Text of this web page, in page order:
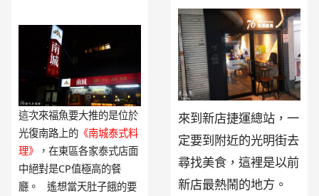
來到新店捷運總站，一
定要到附近的光明街去
尋找美食，這裡是以前
新店最熱鬧的地方。
這次來福魚要大推的是位於
光復南路上的 《南城泰式料
理》
，在東區各家泰式店面
中絕對是CP值極高的餐
廳。 遙想當天肚子餓的要